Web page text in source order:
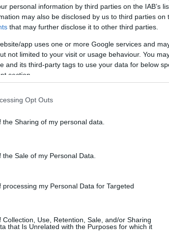
personal information by third parties on the IAB’s
may also be disclosed by us to third parties on
that may further disclose it to other third parties.
app uses one or more Google services and
not limited to your visit or usage behaviour. You
and its third-party tags to use your data for below
section.
Opt Outs
Sharing of my personal data.
Sale of my Personal Data.
processing my Personal Data for Targeted
Collection, Use, Retention, Sale, and/or Sharing
that Is Unrelated with the Purposes for which it